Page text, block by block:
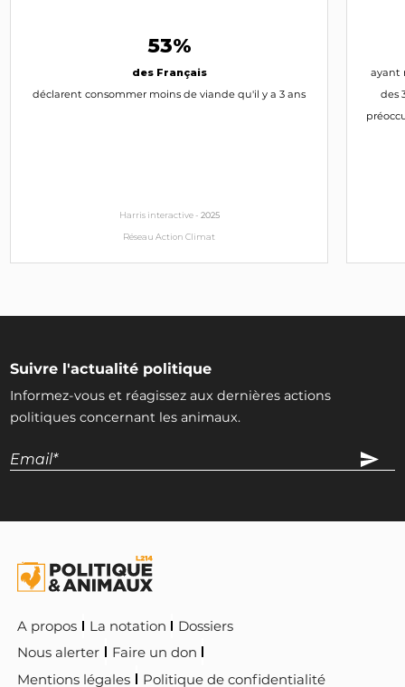
53%
des Français
déclarent consommer moins de viande qu'il y a 3 ans
Harris interactive - 2025
Réseau Action Climat
ayant
des
Suivre l'actualité politique
Informez-vous et réagissez aux dernières actions
politiques concernant les animaux.
A propos La notation
Dossiers
Nous alerter
Faire un don
Mentions légales
Politique de confidentialité